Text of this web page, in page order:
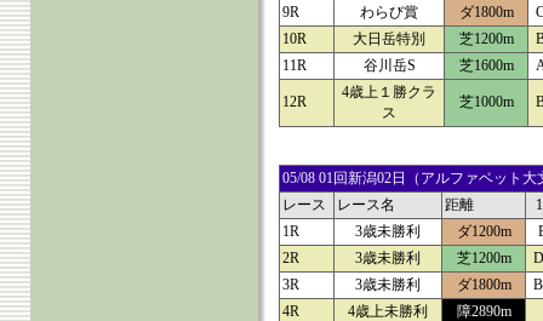
9R わらび賞 ダ1800m
10R
大日岳特別 芝1200m
11R
谷川岳S 芝1600m
12R
4歳上１勝クラ
ス
芝1000m
05/08 01回新潟02日（アルファベット
レース
レース名 距離
1R
3歳未勝利 ダ1200m
2R
3歳未勝利 芝1200m
3R
3歳未勝利 ダ1800m
4R
4歳上未勝利
障2890m